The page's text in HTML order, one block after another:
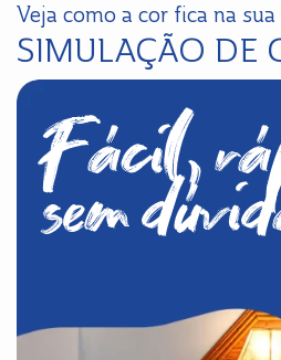
Veja como a cor fica na sua
SIMULAÇÃO DE
Fácil,
sem